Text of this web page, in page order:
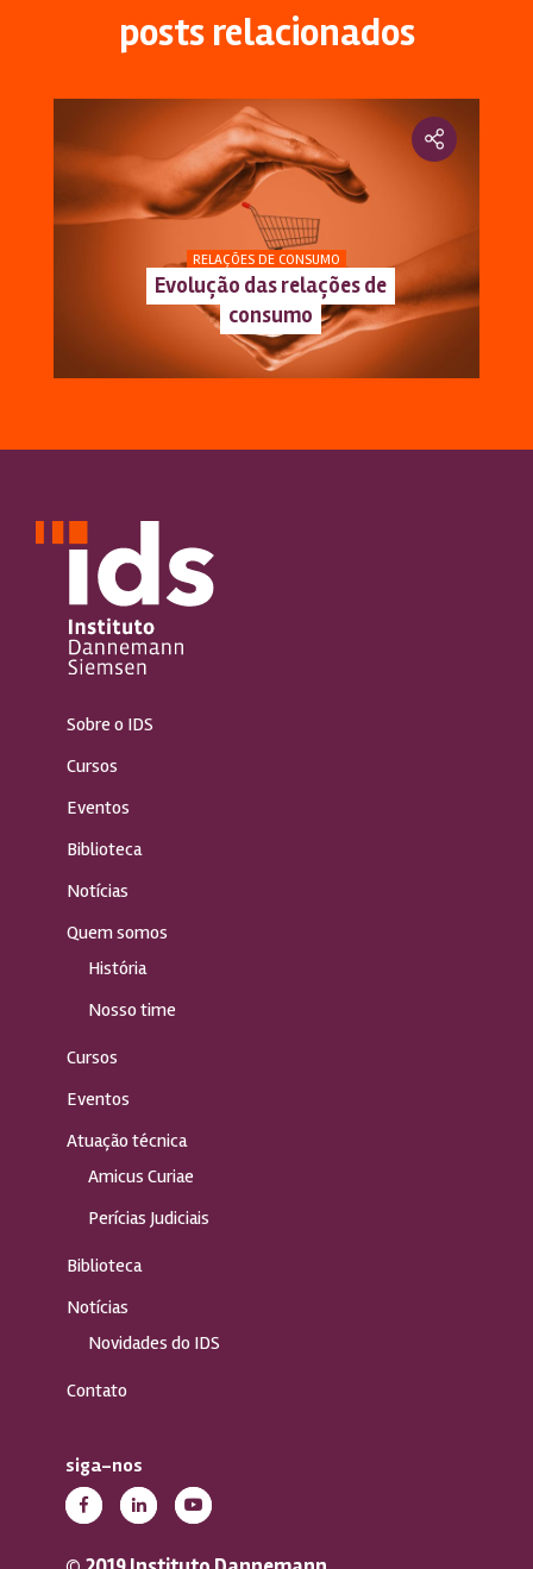
posts relacionados
RELAÇÕES DE CONSUMO
Evolução das relações de
consumo
Sobre o IDS
Cursos
Eventos
Biblioteca
Notícias
Quem somos
História
Nosso time
Cursos
Eventos
Atuação técnica
Amicus Curiae
Perícias Judiciais
Biblioteca
Notícias
Novidades do IDS
Contato
siga-nos